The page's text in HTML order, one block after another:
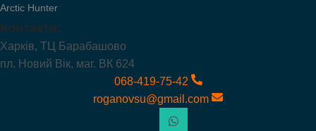
Arctic Hunter
Контакти:
Харків, ТЦ Барабашово
пл. Новий Вік, маг. ВК 624
068-419-75-42
roganovsu@gmail.com